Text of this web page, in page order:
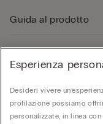
Guida al prodotto
Area Legale
Esperienza
Desideri vivere
profilazione possiamo
personalizzate, in linea